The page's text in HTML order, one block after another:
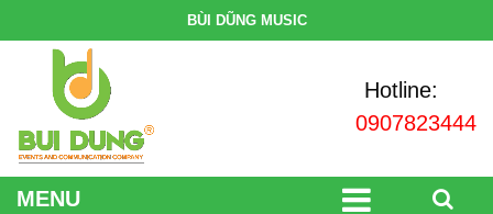
BÙI DŨNG MUSIC
Hotline:
0907823444
MENU